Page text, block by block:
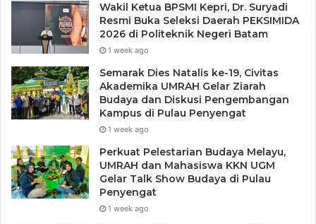
Wakil Ketua BPSMI Kepri, Dr. Suryadi
Resmi Buka Seleksi Daerah PEKSIMIDA
2026 di Politeknik Negeri Batam
1 week ago
Semarak Dies Natalis ke-19, Civitas
Akademika UMRAH Gelar Ziarah
Budaya dan Diskusi Pengembangan
Kampus di Pulau Penyengat
1 week ago
Perkuat Pelestarian Budaya Melayu,
UMRAH dan Mahasiswa KKN UGM
Gelar Talk Show Budaya di Pulau
Penyengat
1 week ago